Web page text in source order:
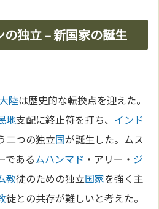
独立 – 新国家の誕生
大陸は歴史的な転換点を迎えた。
地支配に終止符を打ち、 インド
二つの独立国が誕生した。ムス
であるムハンマド ・アリー・ ジ
教徒のための独立国家を強く主
徒との共存が難しいと考えた。